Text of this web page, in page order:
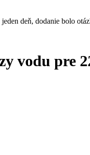
deň, dodanie bolo
vodu pre